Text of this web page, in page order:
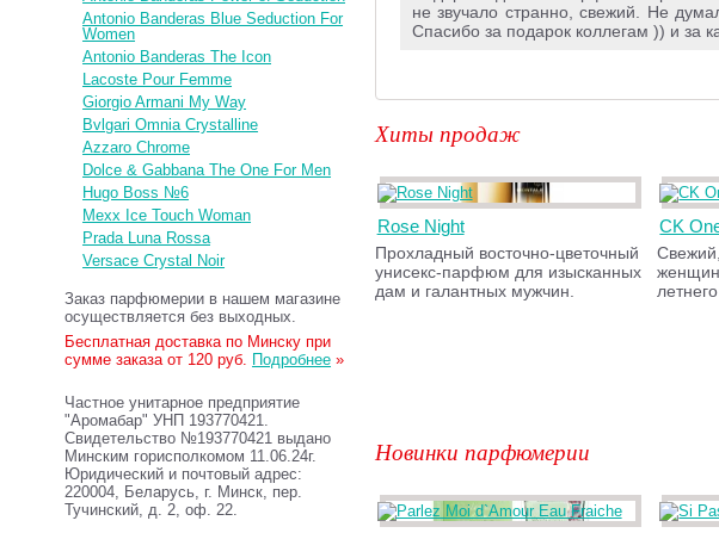
не звучало странно, свежий. Не
Спасибо за подарок коллегам )) и за
Хиты продаж
Rose Night
Прохладный восточно-цветочный
унисекс-парфюм для изысканных
дам и галантных мужчин.
CK
Новинки парфюмерии
Antonio Banderas Blue Seduction For
Women
Antonio Banderas The Icon
Lacoste Pour Femme
Giorgio Armani My Way
Bvlgari Omnia Crystalline
Azzaro Chrome
Dolce & Gabbana The One For Men
Hugo Boss №6
Mexx Ice Touch Woman
Prada Luna Rossa
Versace Crystal Noir
Заказ парфюмерии в нашем магазине
осуществляется без выходных.
Бесплатная доставка по Минску при
сумме заказа от 120 руб. Подробнее »
Частное унитарное предприятие
"Аромабар" УНП 193770421.
Свидетельство №193770421 выдано
Минским горисполкомом 11.06.24г.
Юридический и почтовый адрес:
220004, Беларусь, г. Минск, пер.
Тучинский, д. 2, оф. 22.